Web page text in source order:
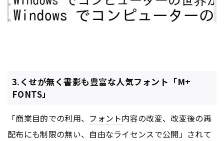
3.くせが無く書影も豊富な人気フォント「M+
FONTS」
「商業目的での利用、 フォント内容の改変、改変後の再
配布にも制限の無い、自由なライセンスで公開」されて